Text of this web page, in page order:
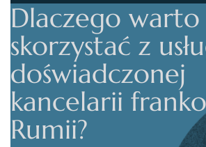
Dlaczego warto
skorzystać z
doświadczonej
kancelarii
Rumii?